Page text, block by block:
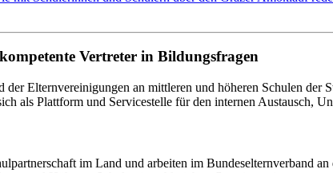
Vertreter in Bildungsfragen
Elternvereinigungen an mittleren und höheren Schulen
als Plattform und Servicestelle für den internen Austausch,
im Land und arbeiten im Bundeselternverband